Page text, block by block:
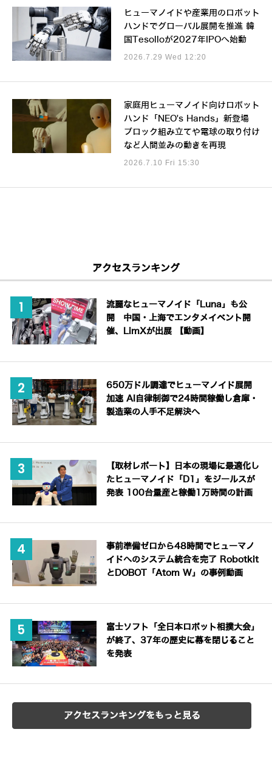
ヒューマノイドや産業用のロボット
ハンドでグローバル展開を推進 韓
国Tesolloが2027年IPOへ始動
2026.7.29 Wed 12:20
家庭用ヒューマノイド向けロボット
ハンド「NEO's Hands」新登場
ブロック組み立てや電球の取り付け
など人間並みの動きを再現
2026.7.10 Fri 15:30
アクセスランキング
流麗なヒューマノイド「Luna」も公
開 中国・上海でエンタメイベント開
催、LimXが出展 【動画】
650万ドル調達でヒューマノイド展開
加速 AI自律制御で24時間稼働し倉庫・
製造業の人手不足解決へ
【取材レポート】日本の現場に最適化し
たヒューマノイド「D1」をジールスが
発表 100台量産と稼働1万時間の計画
事前準備ゼロから48時間でヒューマノ
イドへのシステム統合を完了 Robotkit
とDOBOT「Atom W」の事例動画
富士ソフト「全日本ロボット相撲大会」
が終了、37年の歴史に幕を閉じること
を発表
アクセスランキングをもっと見る